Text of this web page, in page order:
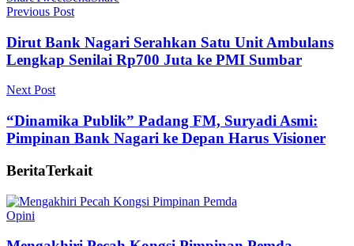
Previous Post
Dirut Bank Nagari Serahkan Satu Unit Ambulans
Lengkap Senilai Rp700 Juta ke PMI Sumbar
Next Post
“Dinamika Publik” Padang FM, Suryadi Asmi:
Pimpinan Bank Nagari ke Depan Harus Visioner
BeritaTerkait
Opini